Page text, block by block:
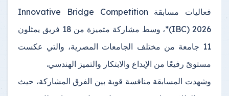
فعاليات مسابقة Innovative Bridge Competition
(IBC) 2026*، وسط مشاركة متميزة من 18 فريق يمثلون
11 جامعة من مختلف الجامعات المصرية، والتي عكست
مستوىً رفيعًا من الإبداع والابتكار والتميز الهندسي.
وشهدت المسابقة منافسة قوية بين الفرق المشاركة، حيث